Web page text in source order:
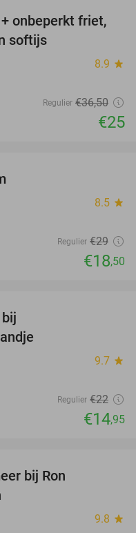
32%
onbeperkt friet,
softijs
8.9 star
Regulier €36,50
€25
8.5 star
Regulier €29
€18,50
9.7 star
Regulier €22
€14,95
bij Ron
9.8 star